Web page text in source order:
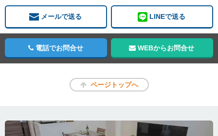
メールで送る LINEで送る
電話でお問合せ WEBからお問合せ
ページトップへ